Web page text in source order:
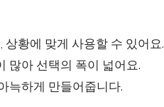
황에 맞게 사용할 수 있어요.
많아 선택의 폭이 넓어요.
늑하게 만들어줍니다.